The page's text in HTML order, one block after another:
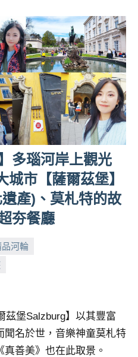
多瑙河岸上觀光
城市【薩爾茲堡】
產)、莫札特的故
夯餐廳
河輪
茲堡Salzburg】以其豐富
聞名於世，音樂神童莫札特
善美》也在此取景。